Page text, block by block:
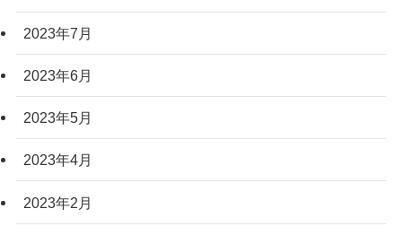
2023年7月
2023年6月
2023年5月
2023年4月
2023年2月